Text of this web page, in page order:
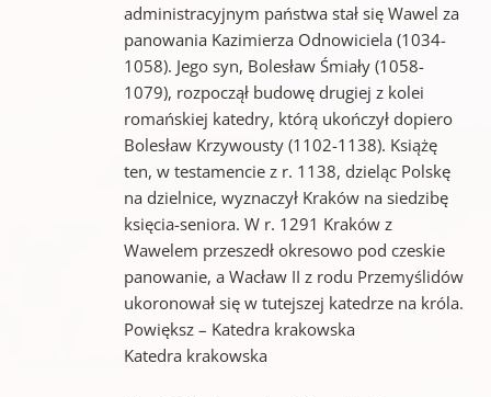
administracyjnym państwa stał się Wawel za
panowania Kazimierza Odnowiciela (1034-
1058). Jego syn, Bolesław Śmiały (1058-
1079), rozpoczął budowę drugiej z kolei
romańskiej katedry, którą ukończył dopiero
Bolesław Krzywousty (1102-1138). Książę
ten, w testamencie z r. 1138, dzieląc Polskę
na dzielnice, wyznaczył Kraków na siedzibę
księcia-seniora. W r. 1291 Kraków z
Wawelem przeszedł okresowo pod czeskie
panowanie, a Wacław II z rodu Przemyślidów
ukoronował się w tutejszej katedrze na króla.
Powiększ – Katedra krakowska
Katedra krakowska